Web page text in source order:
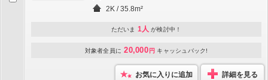
2K / 35.8m²
ただいま 1人 が検討中！
対象者全員に 20,000 円 キャッシュバック!
お気に入りに追加 詳細を見る